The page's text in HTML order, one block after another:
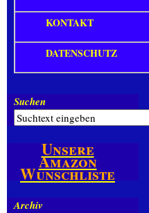
KONTAKT
DATENSCHUTZ
Suchen
Unsere
Amazon
Wunschliste
Archiv